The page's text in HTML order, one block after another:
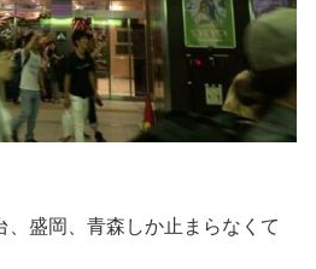
、盛岡、青森しか止まらなくて